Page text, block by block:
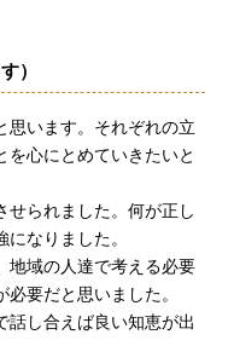
）
思います。それぞれの立
を心にとめていきたいと
せられました。何が正し
なりました。
地域の人達で考える必要
要だと思いました。
話し合えば良い知恵が出